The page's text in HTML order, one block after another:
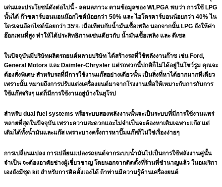
เด่นและประโยชน์ดังต่อไปนี้ - ลดมลภาวะ ตามข้อมูลของ WLPGA พบว่า การใช้ LPG
นั้นได้ ก๊าซคาร์บอนมอนน๊อกไซต์น้อยกว่า 50% และ ไฮโดรคาร์บอนน้อยกว่า 40% ไน
โตรเจนอ๊อกไซต์น้อยกว่า 35% เมื่อเทียบกับน้ำมันเชื้อเพลิง นอกจากนั้น LPG ยังให้ค่า
อ๊อกเทนที่สูง ทำให้ได้ประสิทธิภาพเช่นเดียวกับ น้ำมันเชื้อเพลิง และ ดีเซล
ในปัจจุบันมีบริษัทผลิตรถยนต์หลายบริษัท ได้สร้างรถที่ใช้พลังงานก๊าซ เช่น Ford,
General Motors และ Daimler-Chrysler แต่รถพวกนี้ปกติก็ไม่ได้อยู่ในโชว์รูม คุณจะ
ต้องสั่งพิเศษ สำหรับรถที่มีการใช้งานแก๊สอย่างเดียวนั้น เป็นสิ่งที่หาได้ยากมากทีเดียว
เพราะนั้น หมายถึงการปรับแต่งเครื่องยนต์มาจากโรงงานเพื่อให้เหมาะกับการกับการ
ใช้แก๊สจริงๆ แต่ก็มีการใช้งานอยู่บ้างในยุโรป
สำหรับ dual fuel systems หรือระบบสองพลังงานนั้นจะเป็นระบบที่มีการใช้งานแพร่
หลายที่สุดในปัจจุบัน เพราะความสะดวกและไม่จำเป็นจะต้องหาเติมเฉพาะแก๊ส แต่
เติมได้ทั้งน้ำมันและแก๊ส เพราะบางครั้งการหาปั๊มแก๊สก็ไม่ใช่เรื่องง่ายๆ
การเปลี่ยนแปลง การเปลี่ยนแปลงรถยนต์จากระบบน้ำมันไปเป็นการใช้พลังงานคู่นั้น
จำเป็น จะต้องอาศัยช่างผู้เชี่ยวชาญ โดยนอกจากติดตั้งที่ร้านที่ชำนาญแล้ว ในอเมริกา
เองยังมีชุด kit สำหรับการติดตั้งเองได้ ถ้าท่านมีความรู้ด้านเครื่องยนต์